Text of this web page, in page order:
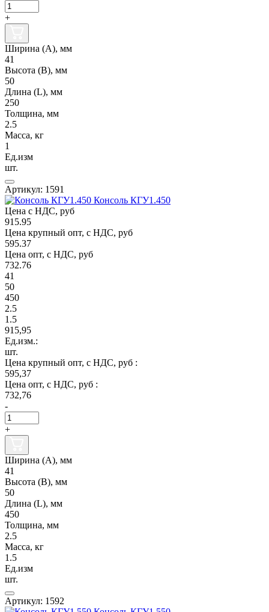
+
Ширина (А), мм
41
Высота (В), мм
50
Длина (L), мм
250
Толщина, мм
2.5
Масса, кг
1
Ед.изм
шт.
Артикул: 1591
Консоль КГУ1.450
Цена с НДС, руб
915.95
Цена крупный опт, с НДС, руб
595.37
Цена опт, с НДС, руб
732.76
41
50
450
2.5
1.5
915,95
Ед.изм.:
шт.
Цена крупный опт, с НДС, руб :
595,37
Цена опт, с НДС, руб :
732,76
-
+
Ширина (А), мм
41
Высота (В), мм
50
Длина (L), мм
450
Толщина, мм
2.5
Масса, кг
1.5
Ед.изм
шт.
Артикул: 1592